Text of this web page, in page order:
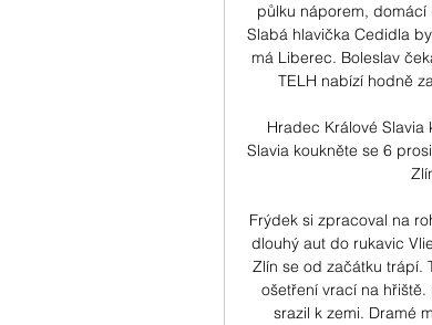
půlku náporem, domácí
Slabá hlavička Cedidla
má Liberec. Boleslav
TELH nabízí hodně
Hradec Králové
Slavia koukněte se 6
Frýdek si zpracoval na
dlouhý aut do rukavic
Zlín se od začátku trápí.
ošetření vrací na
srazil k zemi. Dramé